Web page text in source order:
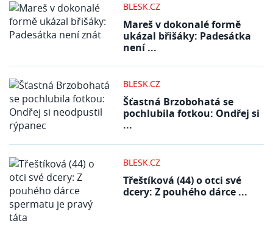
BLESK.CZ
Mareš v dokonalé formě
ukázal břišáky: Padesátka
není ...
BLESK.CZ
Šťastná Brzobohatá se
pochlubila fotkou: Ondřej si
...
BLESK.CZ
Třeštíková (44) o otci své
dcery: Z pouhého dárce ...